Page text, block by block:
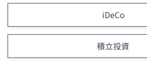
iDeCo
積立投資